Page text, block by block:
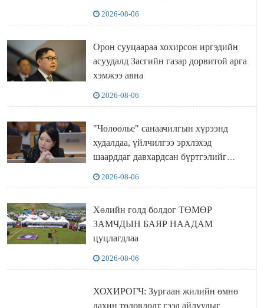
2026-08-06
Орон сууцаараа хохирсон иргэдийн
асуудалд Засгийн газар дорвитой арга
хэмжээ авна
2026-08-06
"Чөлөөлье" санаачилгын хүрээнд
худалдаа, үйлчилгээ эрхлэхэд
шаарддаг давхардсан бүртгэлийг
2026-08-06
Хөлийн голд болдог ТӨМӨР
ЗАМЧДЫН БАЯР НААДАМ
цуцлагдлаа
2026-08-06
ХОХИРОГЧ: Зургаан жилийн өмнө
дахин төлөвлөлт гээд айлуудыг